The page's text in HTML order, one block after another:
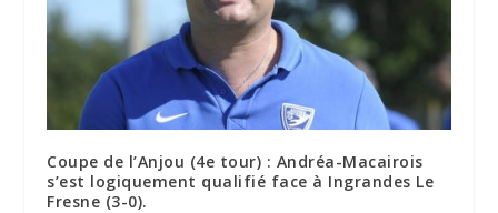
Coupe de l’Anjou (4e tour) : Andréa-Macairois
s’est logiquement qualifié face à Ingrandes Le
Fresne (3-0).